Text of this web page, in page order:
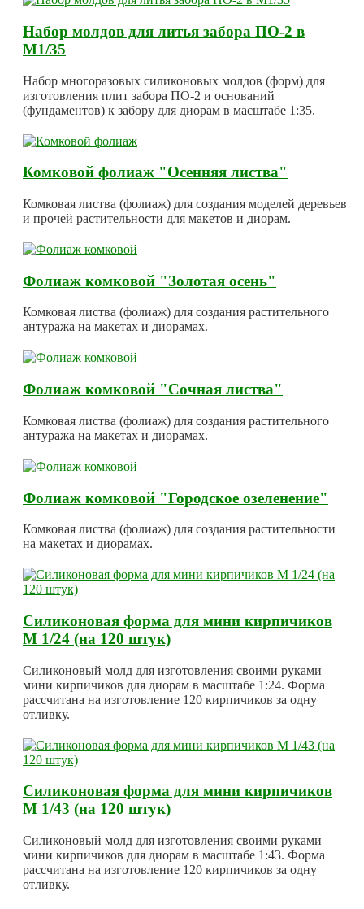
Набор молдов для литья забора ПО-2 в
М1/35
Набор многоразовых силиконовых молдов (форм) для
изготовления плит забора ПО-2 и оснований
(фундаментов) к забору для диорам в масштабе 1:35.
Комковой фолиаж "Осенняя листва"
Комковая листва (фолиаж) для создания моделей деревьев
и прочей растительности для макетов и диорам.
Фолиаж комковой "Золотая осень"
Комковая листва (фолиаж) для создания растительного
антуража на макетах и диорамах.
Фолиаж комковой "Сочная листва"
Комковая листва (фолиаж) для создания растительного
антуража на макетах и диорамах.
Фолиаж комковой "Городское озеленение"
Комковая листва (фолиаж) для создания растительности
на макетах и диорамах.
Силиконовая форма для мини кирпичиков
М 1/24 (на 120 штук)
Силиконовый молд для изготовления своими руками
мини кирпичиков для диорам в масштабе 1:24. Форма
рассчитана на изготовление 120 кирпичиков за одну
отливку.
Силиконовая форма для мини кирпичиков
М 1/43 (на 120 штук)
Силиконовый молд для изготовления своими руками
мини кирпичиков для диорам в масштабе 1:43. Форма
рассчитана на изготовление 120 кирпичиков за одну
отливку.